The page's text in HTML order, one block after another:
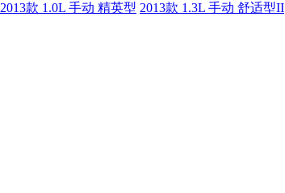
2013款 1.0L 手动 精英型 2013款 1.3L 手动 舒适型II